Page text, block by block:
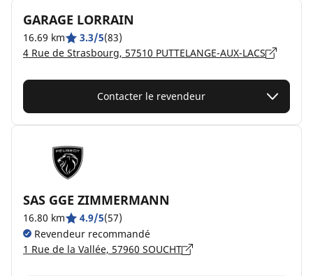
GARAGE LORRAIN
16.69 km 3.3/5(83)
4 Rue de Strasbourg, 57510 PUTTELANGE-AUX-LACS
Contacter le revendeur
SAS GGE ZIMMERMANN
16.80 km 4.9/5(57)
Revendeur recommandé
1 Rue de la Vallée, 57960 SOUCHT